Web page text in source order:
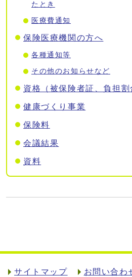
たとき
医療費通知
保険医療機関の方へ
各種通知等
その他のお知らせなど
資格（被保険者証、負担割
健康づくり事業
保険料
会議結果
資料
サイトマップ お問い合わ